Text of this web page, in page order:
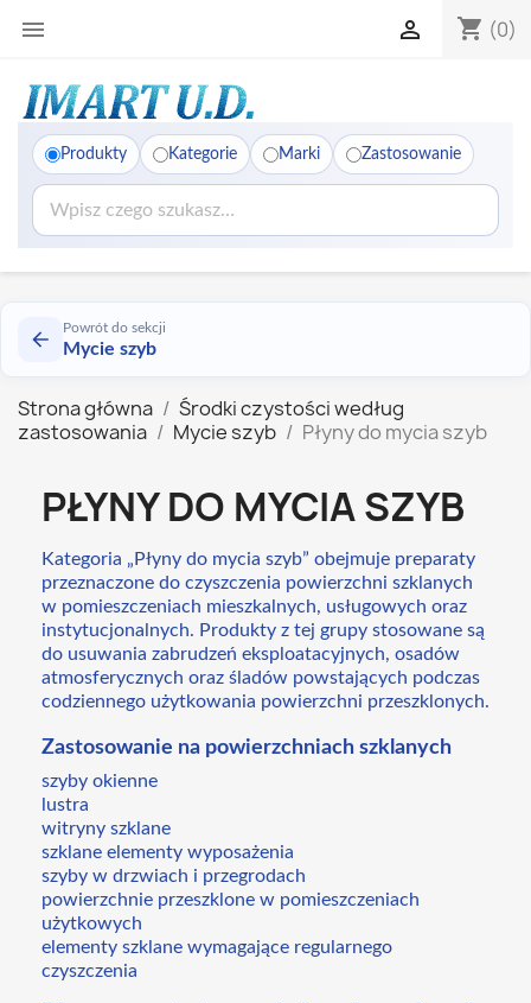
 shopping_cart (0)

Produkty Kategorie Marki Zastosowanie
Powrót do sekcji
Mycie szyb
Strona główna
Środki czystości według
zastosowania
Mycie szyb Płyny do mycia szyb
PŁYNY DO MYCIA SZYB
Kategoria „Płyny do mycia szyb” obejmuje preparaty
przeznaczone do czyszczenia powierzchni szklanych
w pomieszczeniach mieszkalnych, usługowych oraz
instytucjonalnych. Produkty z tej grupy stosowane są
do usuwania zabrudzeń eksploatacyjnych, osadów
atmosferycznych oraz śladów powstających podczas
codziennego użytkowania powierzchni przeszklonych.
Zastosowanie na powierzchniach szklanych
szyby okienne
lustra
witryny szklane
szklane elementy wyposażenia
szyby w drzwiach i przegrodach
powierzchnie przeszklone w pomieszczeniach
użytkowych
elementy szklane wymagające regularnego
czyszczenia